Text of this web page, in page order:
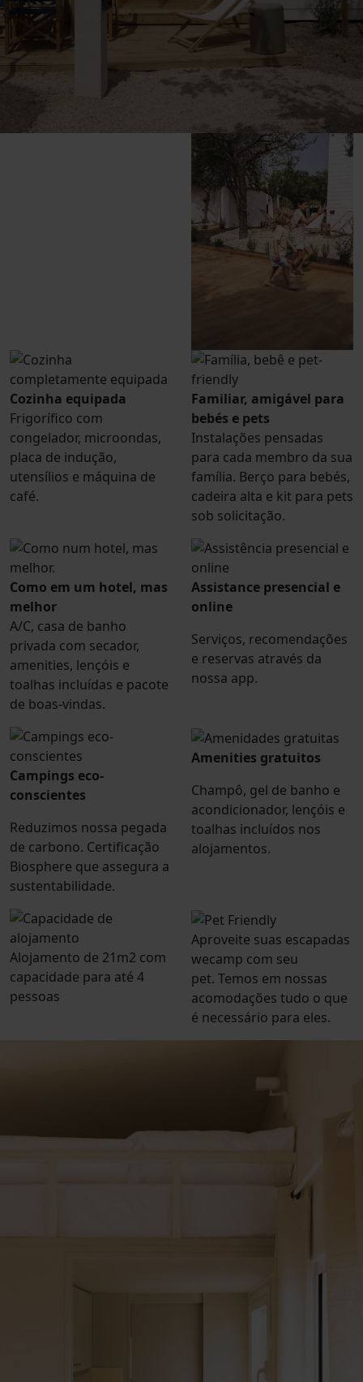
Cozinha equipada
Frigorífico com
congelador, microondas,
placa de indução,
utensílios e máquina de
café.
Familiar, amigável para
bebés e pets
Instalações pensadas
para cada membro da sua
família. Berço para bebés,
cadeira alta e kit para pets
sob solicitação.
Como em um hotel, mas
melhor
A/C, casa de banho
privada com secador,
amenities, lençóis e
toalhas incluídas e pacote
de boas-vindas.
Assistance presencial e
online
Serviços, recomendações
e reservas através da
nossa app.
Campings eco-
conscientes
Reduzimos nossa pegada
de carbono. Certificação
Biosphere que assegura a
sustentabilidade.
Amenities gratuitos
Champô, gel de banho e
acondicionador, lençóis e
toalhas incluídos nos
alojamentos.
Alojamento de 21m2 com
capacidade para até 4
pessoas
Aproveite suas escapadas
wecamp com seu
pet. Temos em nossas
acomodações tudo o que
é necessário para eles.